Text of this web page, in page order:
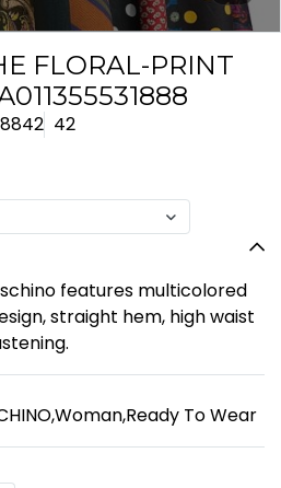
FLORAL-PRINT
42
features multicolored
straight hem, high waist
,Woman,Ready To Wear